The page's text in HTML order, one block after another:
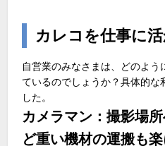
カレコを仕事に
自営業のみなさまは、どのよう
ているのでしょうか？具体的な
した。
カメラマン：撮影場
ど重い機材の運搬も楽